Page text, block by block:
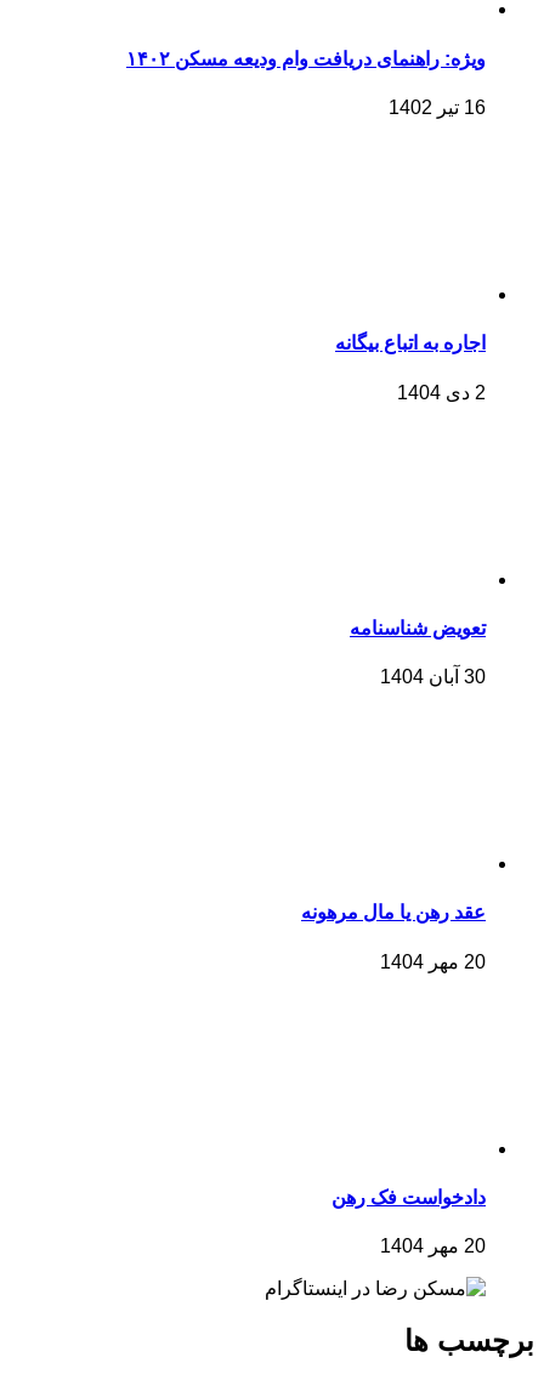
ویژه: راهنمای دریافت وام ودیعه مسکن ۱۴۰۲
16 تیر 1402
اجاره به اتباع بیگانه
2 دی 1404
تعویض شناسنامه
30 آبان 1404
عقد رهن یا مال مرهونه
20 مهر 1404
دادخواست فک رهن
20 مهر 1404
برچسب ها